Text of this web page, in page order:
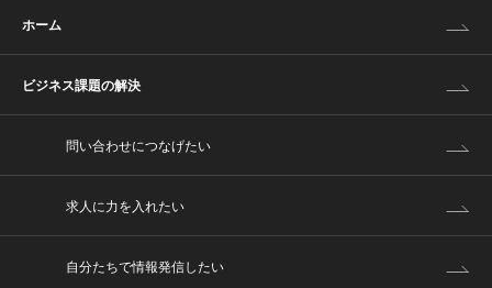
ホーム
ビジネス課題の解決
問い合わせにつなげたい
求人に力を入れたい
自分たちで情報発信したい